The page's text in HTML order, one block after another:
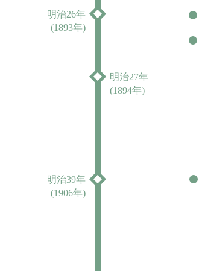
明治26年
(1893年)
明治27年
(1894年)
明治39年
(1906年)